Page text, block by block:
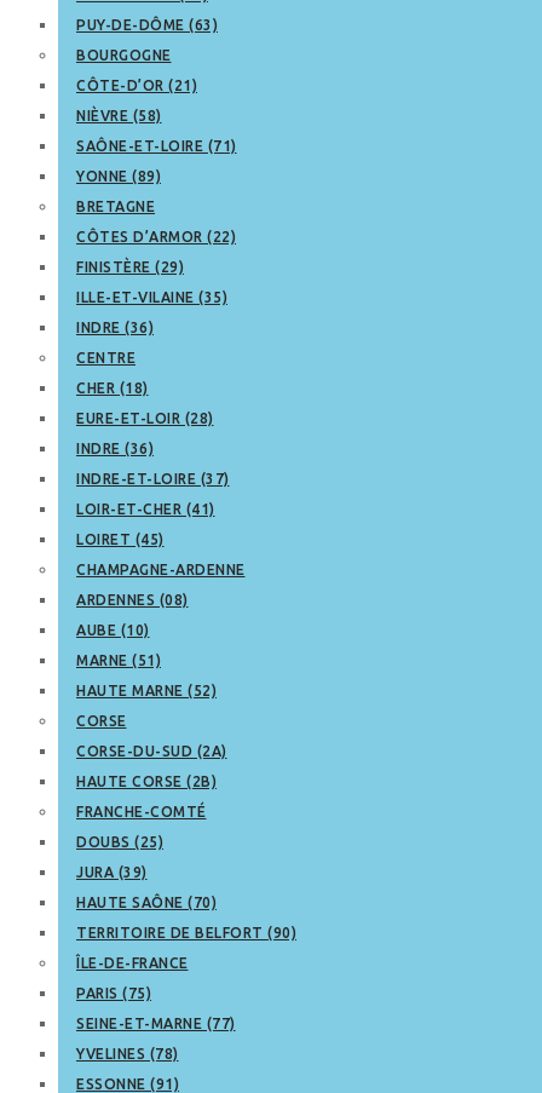
PUY-DE-DÔME (63)
BOURGOGNE
CÔTE-D’OR (21)
NIÈVRE (58)
SAÔNE-ET-LOIRE (71)
YONNE (89)
BRETAGNE
CÔTES D’ARMOR (22)
FINISTÈRE (29)
ILLE-ET-VILAINE (35)
INDRE (36)
CENTRE
CHER (18)
EURE-ET-LOIR (28)
INDRE (36)
INDRE-ET-LOIRE (37)
LOIR-ET-CHER (41)
LOIRET (45)
CHAMPAGNE-ARDENNE
ARDENNES (08)
AUBE (10)
MARNE (51)
HAUTE MARNE (52)
CORSE
CORSE-DU-SUD (2A)
HAUTE CORSE (2B)
FRANCHE-COMTÉ
DOUBS (25)
JURA (39)
HAUTE SAÔNE (70)
TERRITOIRE DE BELFORT (90)
ÎLE-DE-FRANCE
PARIS (75)
SEINE-ET-MARNE (77)
YVELINES (78)
ESSONNE (91)